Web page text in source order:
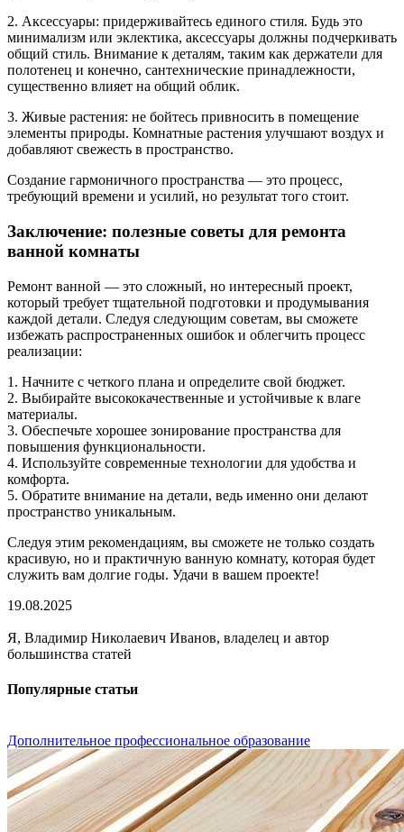
2. Аксессуары: придерживайтесь единого стиля. Будь это
минимализм или эклектика, аксессуары должны подчеркивать
общий стиль. Внимание к деталям, таким как держатели для
полотенец и конечно, сантехнические принадлежности,
существенно влияет на общий облик.
3. Живые растения: не бойтесь привносить в помещение
элементы природы. Комнатные растения улучшают воздух и
добавляют свежесть в пространство.
Создание гармоничного пространства — это процесс,
требующий времени и усилий, но результат того стоит.
Заключение: полезные советы для ремонта
ванной комнаты
Ремонт ванной — это сложный, но интересный проект,
который требует тщательной подготовки и продумывания
каждой детали. Следуя следующим советам, вы сможете
избежать распространенных ошибок и облегчить процесс
реализации:
1. Начните с четкого плана и определите свой бюджет.
2. Выбирайте высококачественные и устойчивые к влаге
материалы.
3. Обеспечьте хорошее зонирование пространства для
повышения функциональности.
4. Используйте современные технологии для удобства и
комфорта.
5. Обратите внимание на детали, ведь именно они делают
пространство уникальным.
Следуя этим рекомендациям, вы сможете не только создать
красивую, но и практичную ванную комнату, которая будет
служить вам долгие годы. Удачи в вашем проекте!
19.08.2025
Я, Владимир Николаевич Иванов, владелец и автор
большинства статей
Популярные статьи
Дополнительное профессиональное образование